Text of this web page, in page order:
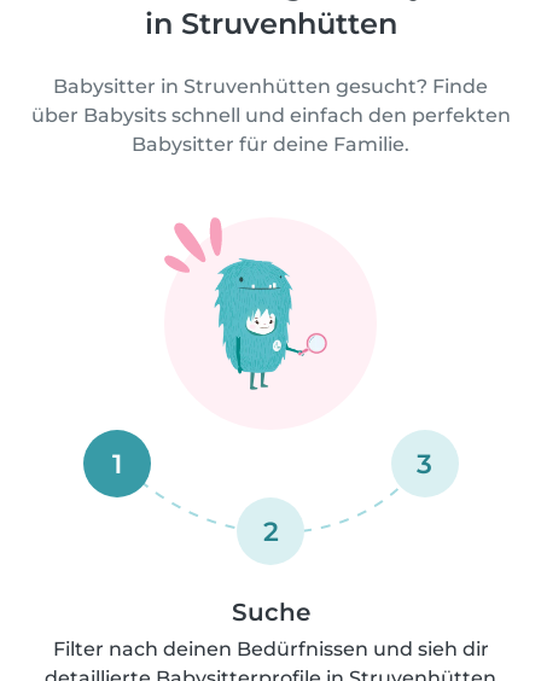
in Struvenhütten
Babysitter in Struvenhütten gesucht? Finde
über Babysits schnell und einfach den perfekten
Babysitter für deine Familie.
1
2
3
Suche
Filter nach deinen Bedürfnissen und sieh dir